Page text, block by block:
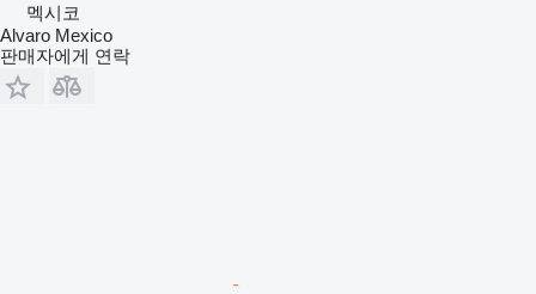
멕시코
Alvaro Mexico
판매자에게 연락